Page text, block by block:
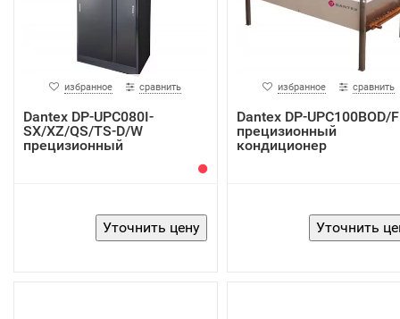
избранное сравнить
Dantex DP-UPC080I-
SX/XZ/QS/TS-D/W
прецизионный
избранное сравнить
Dantex DP-UPC100BOD/F
прецизионный
кондиционер